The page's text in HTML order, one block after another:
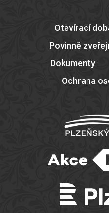
Otevírací
Povinně
Dokumenty
Ochrana